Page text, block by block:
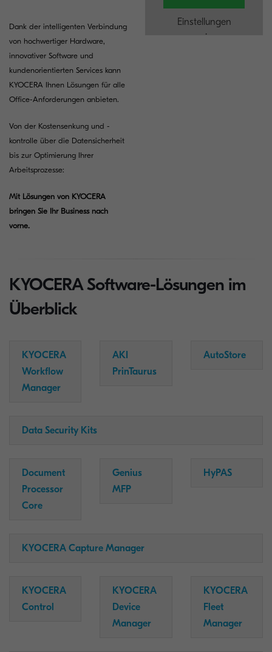
Dank der intelligenten Verbindung
von hochwertiger Hardware,
innovativer Software und
kundenorientierten Services kann
KYOCERA Ihnen Lösungen für alle
Office-Anforderungen anbieten.
Von der Kostensenkung und -
kontrolle über die Datensicherheit
bis zur Optimierung Ihrer
Arbeitsprozesse:
Mit Lösungen von KYOCERA
bringen Sie Ihr Business nach
vorne.
Einstellungen
anzeigen
KYOCERA Software-Lösungen im
Überblick
KYOCERA
Workflow
Manager
AKI
PrinTaurus
AutoStore
Data Security Kits
Document
Processor
Core
Genius
MFP
HyPAS
KYOCERA Capture Manager
KYOCERA
Control
KYOCERA
Device
Manager
KYOCERA
Fleet
Manager